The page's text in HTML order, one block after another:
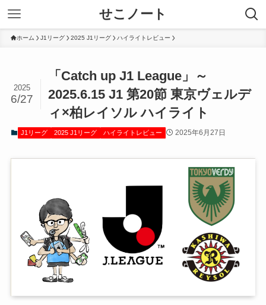
せこノート
ホーム J1リーグ 2025 J1リーグ ハイライトレビュー
「Catch up J1 League」～
2025.6.15 J1 第20節 東京ヴェルデ
ィ×柏レイソル ハイライト
2025
6/27
J1リーグ 2025 J1リーグ ハイライトレビュー 2025年6月27日